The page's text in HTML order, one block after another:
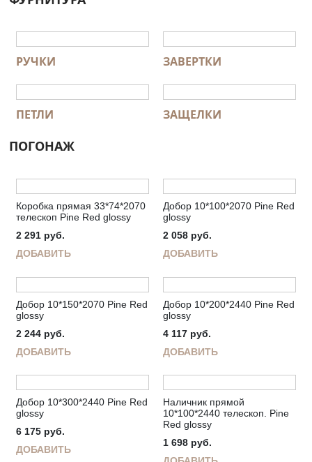
РУЧКИ ЗАВЕРТКИ
ПЕТЛИ ЗАЩЕЛКИ
ПОГОНАЖ
Коробка прямая 33*74*2070
телескоп Pine Red glossy
2 291 руб.
ДОБАВИТЬ
Добор 10*100*2070 Pine Red
glossy
2 058 руб.
ДОБАВИТЬ
Добор 10*150*2070 Pine Red
glossy
2 244 руб.
ДОБАВИТЬ
Добор 10*200*2440 Pine Red
glossy
4 117 руб.
ДОБАВИТЬ
Добор 10*300*2440 Pine Red
glossy
6 175 руб.
ДОБАВИТЬ
Наличник прямой
10*100*2440 телескоп. Pine
Red glossy
1 698 руб.